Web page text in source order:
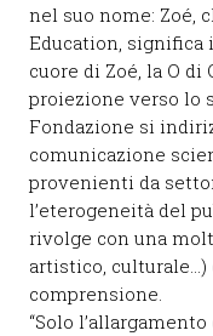
nel suo nome: Zoé,
Education, significa
cuore di Zoé, la O di
proiezione verso lo
Fondazione si
comunicazione
provenienti da
l’eterogeneità del
rivolge con una
artistico, culturale…)
comprensione.
“Solo